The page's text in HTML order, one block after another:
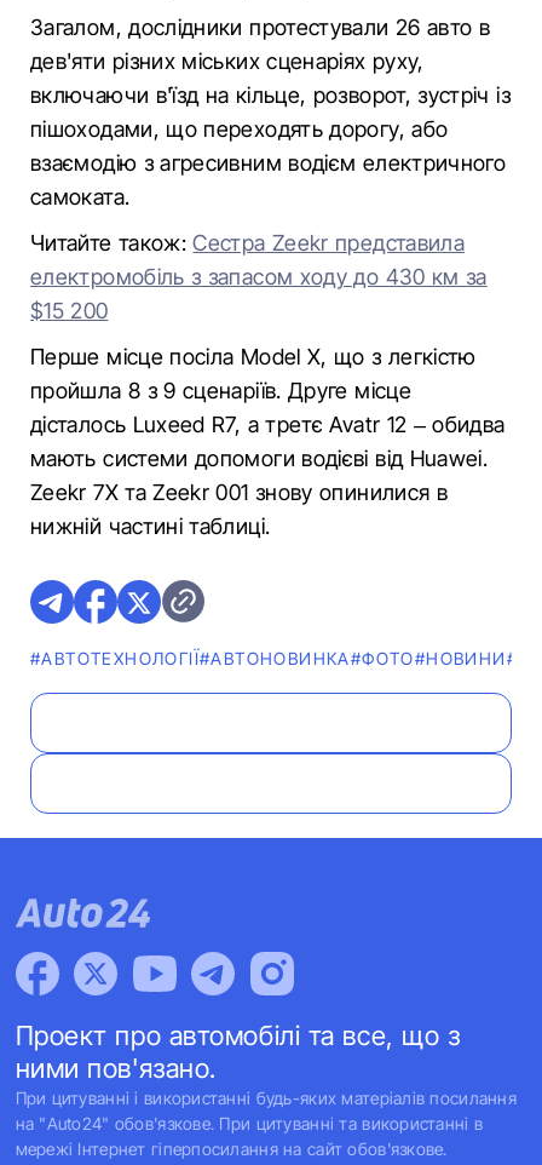
Загалом, дослідники протестували 26 авто в
дев'яти різних міських сценаріях руху,
включаючи в'їзд на кільце, розворот, зустріч із
пішоходами, що переходять дорогу, або
взаємодію з агресивним водієм електричного
самоката.
Читайте також:Сестра Zeekr представила
електромобіль з запасом ходу до 430 км за
$15 200
Перше місце посіла Model X, що з легкістю
пройшла 8 з 9 сценаріїв. Друге місце
дісталось Luxeed R7, а третє Avatr 12 – обидва
мають системи допомоги водієві від Huawei.
Zeekr 7X та Zeekr 001 знову опинилися в
нижній частині таблиці.
#АВТОТЕХНОЛОГІЇ#АВТОНОВИНКА#ФОТО#НОВИНИ
Проект про автомобілі та все, що з
ними пов'язано.
При цитуванні і використанні будь-яких матеріалів посилання
на "Auto24" обов'язкове. При цитуванні та використанні в
мережі Інтернет гіперпосилання на сайт обов'язкове.